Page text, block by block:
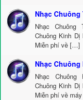
Nhạc Chuông
Nhạc
Chuông Kinh
Miễn phí về […]
Nhạc
Nhạc Chuông
Chuông Kinh
Miễn phí về